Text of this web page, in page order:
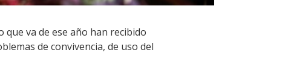
que va de ese año han recibido
de convivencia, de uso del